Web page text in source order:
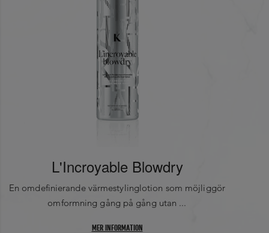
L'Incroyable Blowdry
En omdefinierande värmestylinglotion som möjliggör
omformning gång på gång utan ...
MER INFORMATION